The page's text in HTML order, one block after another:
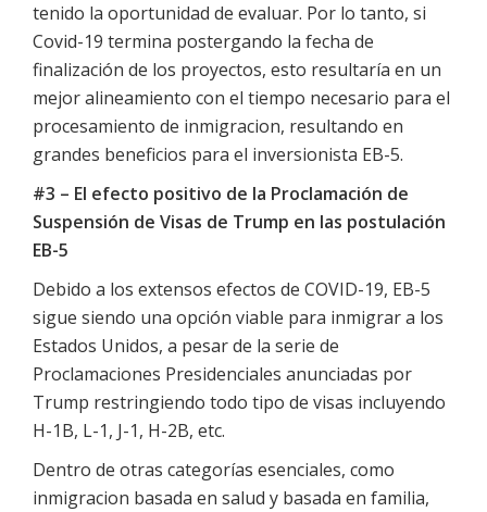
tenido la oportunidad de evaluar. Por lo tanto, si
Covid-19 termina postergando la fecha de
finalización de los proyectos, esto resultaría en un
mejor alineamiento con el tiempo necesario para el
procesamiento de inmigracion, resultando en
grandes beneficios para el inversionista EB-5.
#3 – El efecto positivo de la Proclamación de
Suspensión de Visas de Trump en las postulación
EB-5
Debido a los extensos efectos de COVID-19, EB-5
sigue siendo una opción viable para inmigrar a los
Estados Unidos, a pesar de la serie de
Proclamaciones Presidenciales anunciadas por
Trump restringiendo todo tipo de visas incluyendo
H-1B, L-1, J-1, H-2B, etc.
Dentro de otras categorías esenciales, como
inmigracion basada en salud y basada en familia,